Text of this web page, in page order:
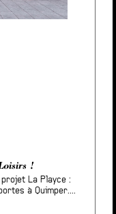
!
La Playce :
à Quimper....